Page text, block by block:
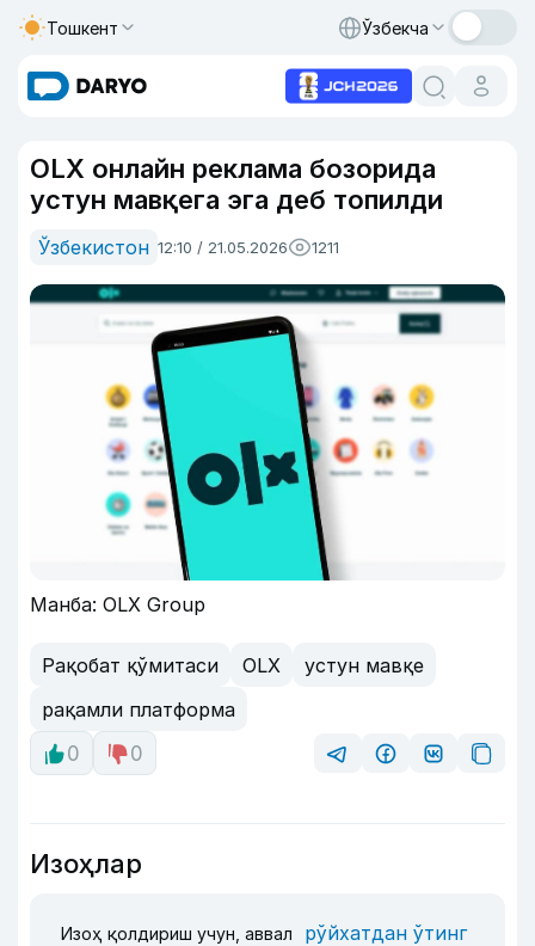
Тошкент Ўзбекча
OLX онлайн реклама бозорида
устун мавқега эга деб топилди
Ўзбекистон 12:10 / 21.05.2026 1211
Манба: OLX Group
Рақобат қўмитаси OLX
устун мавқе
рақамли платформа
0
0
Изоҳлар
Изоҳ қолдириш учун, аввал рўйхатдан ўтинг